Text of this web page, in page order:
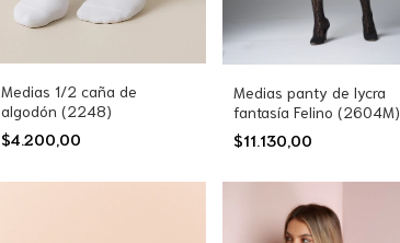
Medias 1/2 caña de
algodón (2248)
$4.200,00
Medias panty de lycra
fantasía Felino (2604M)
$11.130,00